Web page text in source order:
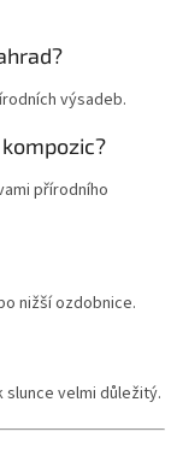
výsadeb.
přírodního
nižší ozdobnice.
velmi důležitý.